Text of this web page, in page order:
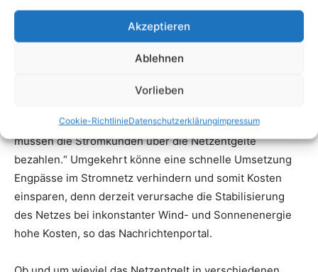
Akzeptieren
Ablehnen
Vorlieben
Cookie-RichtlinieDatenschutzerklärungimpressum